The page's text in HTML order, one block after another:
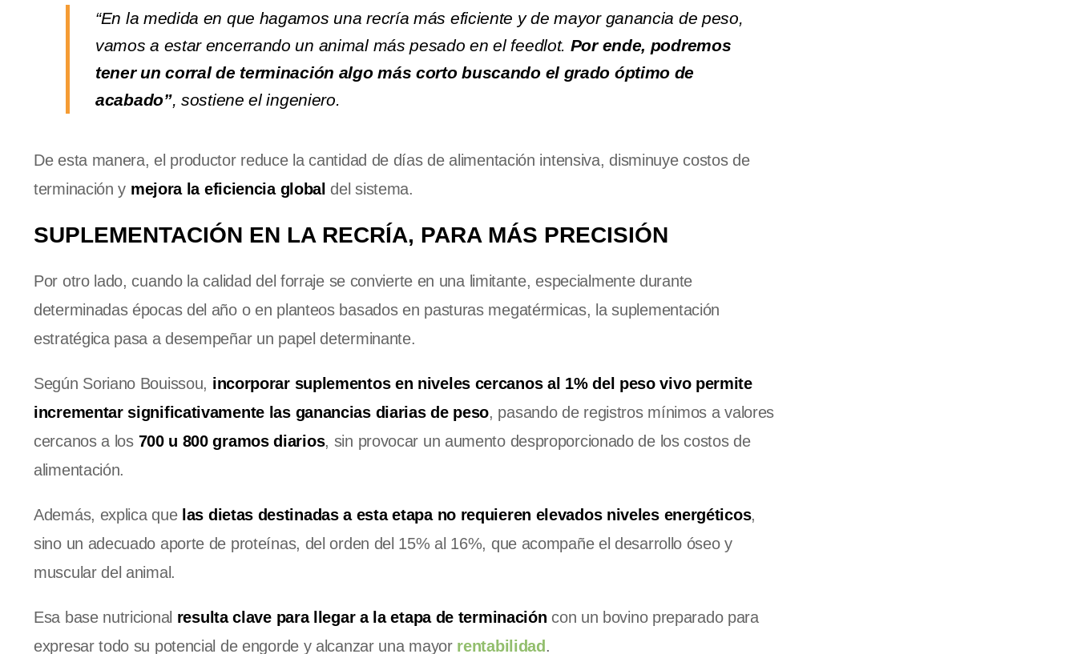
“En la medida en que hagamos una recría más eficiente y de mayor ganancia de peso,
vamos a estar encerrando un animal más pesado en el feedlot. Por ende, podremos
tener un corral de terminación algo más corto buscando el grado óptimo de
acabado”, sostiene el ingeniero.
De esta manera, el productor reduce la cantidad de días de alimentación intensiva, disminuye costos de
terminación y mejora la eficiencia global del sistema.
SUPLEMENTACIÓN EN LA RECRÍA, PARA MÁS PRECISIÓN
Por otro lado, cuando la calidad del forraje se convierte en una limitante, especialmente durante
determinadas épocas del año o en planteos basados en pasturas megatérmicas, la suplementación
estratégica pasa a desempeñar un papel determinante.
Según Soriano Bouissou, incorporar suplementos en niveles cercanos al 1% del peso vivo permite
incrementar significativamente las ganancias diarias de peso, pasando de registros mínimos a valores
cercanos a los 700 u 800 gramos diarios, sin provocar un aumento desproporcionado de los costos de
alimentación.
Además, explica que las dietas destinadas a esta etapa no requieren elevados niveles energéticos,
sino un adecuado aporte de proteínas, del orden del 15% al 16%, que acompañe el desarrollo óseo y
muscular del animal.
Esa base nutricional resulta clave para llegar a la etapa de terminación con un bovino preparado para
expresar todo su potencial de engorde y alcanzar una mayor rentabilidad .